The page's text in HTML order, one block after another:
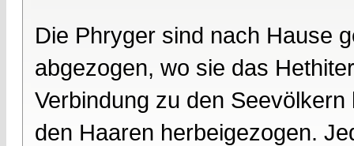
Die Phryger sind nach Hause
abgezogen, wo sie das
Verbindung zu den
den Haaren herbeigezogen.